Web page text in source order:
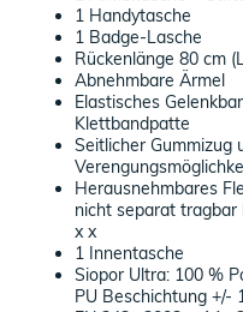
1 Handytasche
1 Badge-Lasche
Rückenlänge 80 cm
Abnehmbare Ärmel
Elastisches
Klettbandpatte
Seitlicher Gummizug
Herausnehmbares
nicht separat tragbar
x x
1 Innentasche
Siopor Ultra: 100 %
PU Beschichtung +/-